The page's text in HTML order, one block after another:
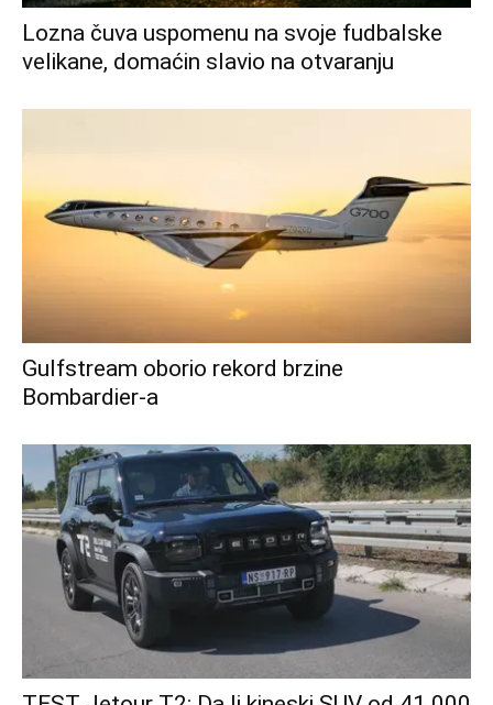
Lozna čuva uspomenu na svoje fudbalske
velikane, domaćin slavio na otvaranju
Gulfstream oborio rekord brzine
Bombardier-a